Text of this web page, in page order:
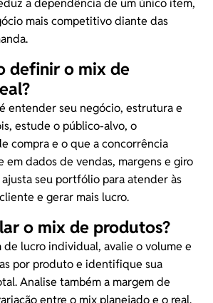
a dependência de um único item,
mais competitivo diante das
definir o mix de
entender seu negócio, estrutura e
estude o público-alvo, o
compra e o que a concorrência
em dados de vendas, margens e giro
seu portfólio para atender às
e gerar mais lucro.
o mix de produtos?
de lucro individual, avalie o volume e
por produto e identifique sua
Analise também a margem de
entre o mix planejado e o real.